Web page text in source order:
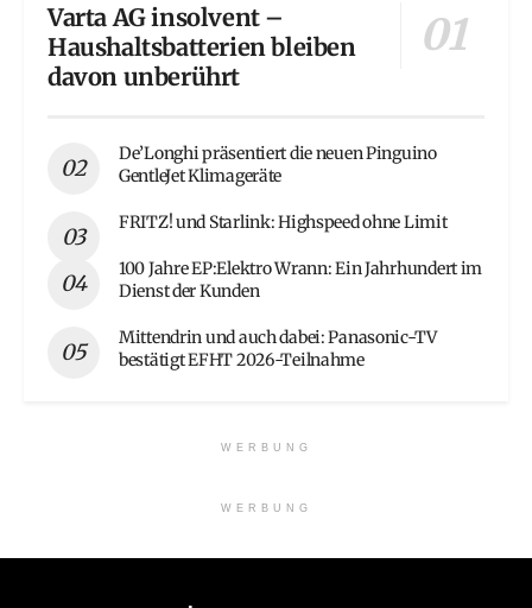
Varta AG insolvent –
Haushaltsbatterien bleiben
davon unberührt
De’Longhi präsentiert die neuen Pinguino
GentleJet Klimageräte
FRITZ! und Starlink: Highspeed ohne Limit
100 Jahre EP:Elektro Wrann: Ein Jahrhundert im
Dienst der Kunden
Mittendrin und auch dabei: Panasonic-TV
bestätigt EFHT 2026-Teilnahme
WERBUNG
WERBUNG